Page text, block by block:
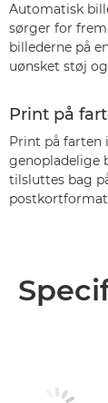
Automatisk
sørger for
billederne på
uønsket støj
Print på
Print på farten
genopladelige
tilsluttes bag